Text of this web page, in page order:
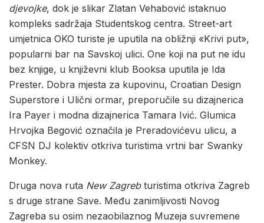
djevojke, dok je slikar Zlatan Vehabović istaknuo
kompleks sadržaja Studentskog centra. Street-art
umjetnica OKO turiste je uputila na obližnji «Krivi put»,
popularni bar na Savskoj ulici. One koji na put ne idu
bez knjige, u književni klub Booksa uputila je Ida
Prester. Dobra mjesta za kupovinu, Croatian Design
Superstore i Ulični ormar, preporučile su dizajnerica
Ira Payer i modna dizajnerica Tamara Ivić. Glumica
Hrvojka Begović označila je Preradovićevu ulicu, a
CFSN DJ kolektiv otkriva turistima vrtni bar Swanky
Monkey.
Druga nova ruta New Zagrebturistima otkriva Zagreb
s druge strane Save. Među zanimljivosti Novog
Zagreba su osim nezaobilaznog Muzeja suvremene